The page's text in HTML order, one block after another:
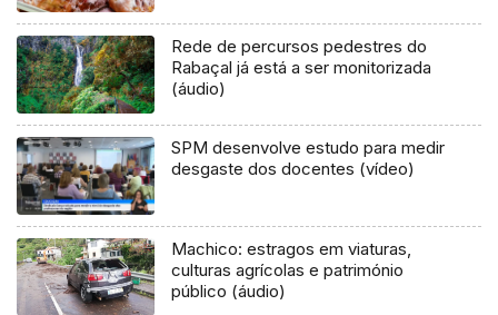
Rede de percursos pedestres do
Rabaçal já está a ser monitorizada
(áudio)
SPM desenvolve estudo para medir
desgaste dos docentes (vídeo)
Machico: estragos em viaturas,
culturas agrícolas e património
público (áudio)